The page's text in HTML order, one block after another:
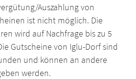
Auszahlung von
ist nicht möglich. Die
wird auf Nachfrage bis zu 5
Gutscheine von Iglu-Dorf sind
und können an andere
werden.